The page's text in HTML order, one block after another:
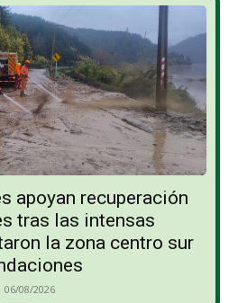
apoyan recuperación
tras las intensas
la zona centro sur
06/08/2026